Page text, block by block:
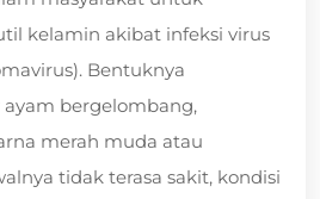
kelamin akibat infeksi virus
Bentuknya
bergelombang,
merah muda atau
tidak terasa sakit, kondisi